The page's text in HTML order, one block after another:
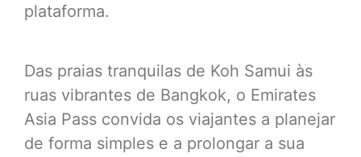
plataforma.
Das praias tranquilas de Koh Samui às
ruas vibrantes de Bangkok, o Emirates
Asia Pass convida os viajantes a planejar
de forma simples e a prolongar a sua